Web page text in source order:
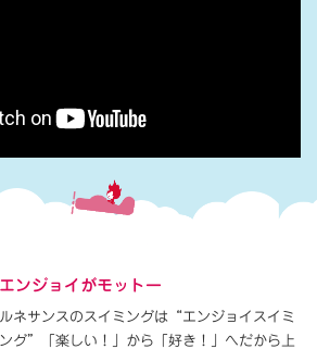
エンジョイがモットー
ルネサンスのスイミングは“エンジョイスイミ
ング”「楽しい！」から「好き！」へだから上